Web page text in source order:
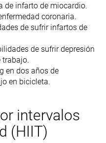
de infarto de miocardio.
coronaria.
de sufrir infartos de
de sufrir depresión
trabajo.
en dos años de
en bicicleta.
intervalos
(HIIT)